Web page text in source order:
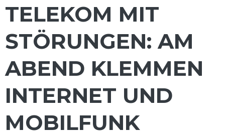
TELEKOM MIT
STÖRUNGEN: AM
ABEND KLEMMEN
INTERNET UND
MOBILFUNK